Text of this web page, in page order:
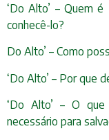
‘Do Alto’ – Quem
conhecê-lo?
Do Alto’ – Como
‘Do Alto’ – Por que
‘Do Alto’ – O que
necessário para